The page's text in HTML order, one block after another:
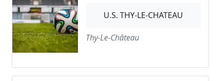
U.S. THY-LE-CHATEAU
Thy-Le-Château